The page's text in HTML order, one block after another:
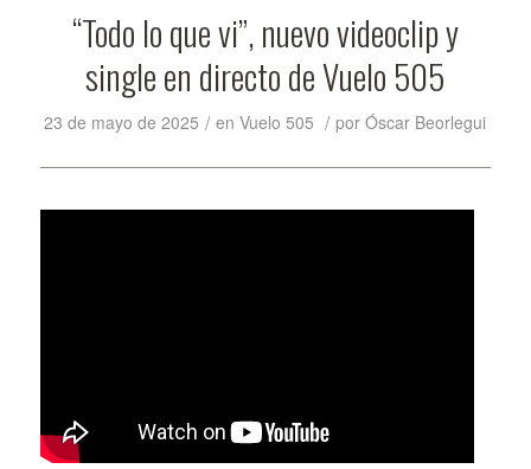
“Todo lo que vi”, nuevo videoclip y
single en directo de Vuelo 505
23 de mayo de 2025 / enVuelo 505 / porÓscar Beorlegui